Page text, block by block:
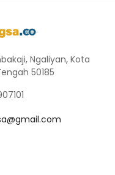
Ngaliyan, Kota
50185